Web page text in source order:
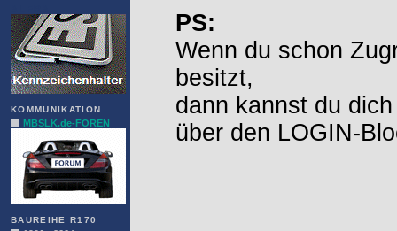
KOMMUNIKATION
MBSLK.de-FOREN
BAUREIHE R170
PS:
Wenn du schon
besitzt,
dann kannst du
über den LOGIN-